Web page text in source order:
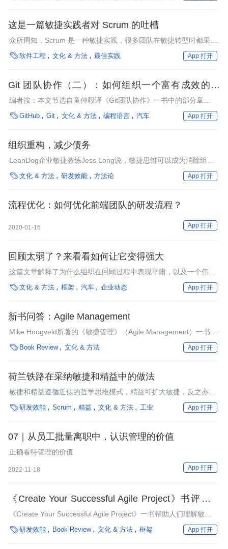
这是一篇敏捷实践者对 Scrum 的吐槽
众所周知，Scrum 是一种敏捷实践，很多团队在敏捷转型时都采用
了它，但是在我看来，Scrum 并不那么敏捷，甚至它提倡的有些价
值观和做法是有悖于敏捷原则的，所以本文我会讲讲 Scrum 到底
软件工程 文化 & 方法 最佳实践 App 打开
Git 团队协作（二）：如何组织一个富有成效的会
议？
编者按：本文节选自童仲毅译《Git团队协作》一书中的部分章
节。
GitHub Git 文化 & 方法 编程语言 汽车 App 打开
组织重构，减少债务
LeanDog企业敏捷教练Jess Long说，敏捷思维可以成为消除组织
障碍、促进持续改进的驱动力。
文化 & 方法 研发效能 方法论 App 打开
流程优化：如何优化前端团队的研发流程？
2020-01-16 App 打开
回顾太弱了？来看看如何让它变得强大
这篇文章解释了为什么组织在回顾过程中表现平庸，以及一个伟大
的教练如何通过将真实问题带到表面并创造一个团队可以学习互相
信任、处理冲突并体验非凡结果的环境来改变结果。
文化 & 方法 框架 汽车 企业动态 App 打开
新书问答：Agile Management
Mike Hoogveld所著的《敏捷管理》（Agile Management）一书，
探讨了为提高组织内的灵活性和创业精神，应如何以敏捷方式实现
敏捷的原则和价值观。此外，该书还介绍了如何以“客户的声音”为
 Book Review 文化 & 方法 App 打开
荷兰铁路在采纳敏捷和精益中的做法
敏捷和精益遵循近似的哲学思维模式，精益可扩大敏捷，反之亦
然。敏捷实践适用于开发复杂产品，而精益实践适用于发现一些可
降低流程中浪费的机会。精益有助于以客户的角度查看从开始到交
研发效能 Scrum 精益 文化 & 方法 工业 App 打开
07｜从员工批量离职中，认识管理的价值
正确看待管理的价值
2022-11-18 App 打开
《Create Your Successful Agile Project》书评与作
者访谈
《Create Your Successful Agile Project》一书帮助人们理解敏捷
方法，并选择适合他们的方法。通常，团队采用一种框架，但并不
了解该框架适用的上下文环境。本书展示了如何利用团队独一无二
研发效能 Book Review 文化 & 方法 框架 App 打开